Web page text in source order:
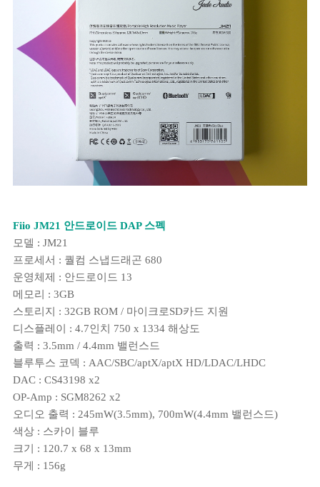
Fiio JM21 안드로이드 DAP 스펙
모델 : JM21
프로세서 : 퀄컴 스냅드래곤 680
운영체제 : 안드로이드 13
메모리 : 3GB
스토리지 : 32GB ROM / 마이크로SD카드 지원
디스플레이 : 4.7인치 750 x 1334 해상도
출력 : 3.5mm / 4.4mm 밸런스드
블루투스 코덱 : AAC/SBC/aptX/aptX HD/LDAC/LHDC
DAC : CS43198 x2
OP-Amp : SGM8262 x2
오디오 출력 : 245mW(3.5mm), 700mW(4.4mm 밸런스드)
색상 : 스카이 블루
크기 : 120.7 x 68 x 13mm
무게 : 156g